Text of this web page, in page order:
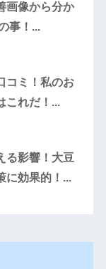
画像から分か
事！...
コミ！私のお
これだ！...
る影響！大豆
に効果的！...